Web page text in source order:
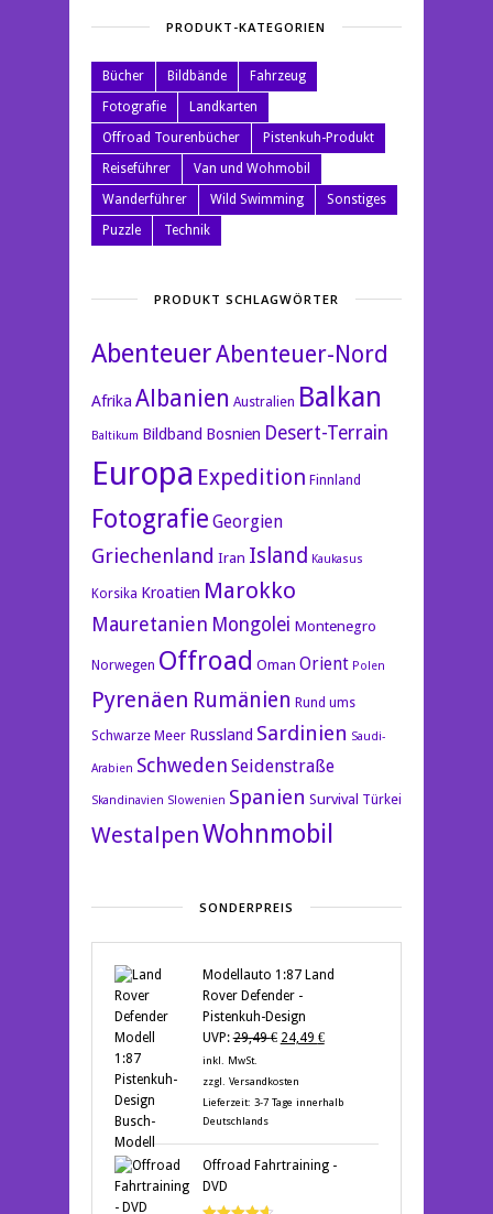
PRODUKT-KATEGORIEN
Bücher Bildbände
Fahrzeug
Fotografie
Landkarten
Offroad Tourenbücher
Pistenkuh-Produkt
Reiseführer
Van und Wohmobil
Wanderführer
Wild Swimming
Sonstiges
Puzzle
Technik
PRODUKT SCHLAGWÖRTER
AbenteuerAbenteuer-Nord
Afrika Albanien Australien Balkan
Baltikum Bildband Bosnien Desert-Terrain
Europa Expedition Finnland
Fotografie Georgien
Griechenland Iran Island Kaukasus
Korsika Kroatien Marokko
Mauretanien Mongolei Montenegro
Norwegen Offroad Oman Orient Polen
Pyrenäen Rumänien Rund ums
Schwarze Meer Russland Sardinien Saudi-
Arabien Schweden Seidenstraße
Skandinavien Slowenien Spanien Survival Türkei
WestalpenWohnmobil
SONDERPREIS
Modellauto 1:87 Land
Rover Defender -
Pistenkuh-Design
UVP: 29,49€ Ursprünglicher
war:
29,49 €
24,49 €Aktueller
24,49 €.
inkl. MwSt.
zzgl. Versandkosten
Lieferzeit: 3-7 Tage innerhalb
Deutschlands
Offroad Fahrtraining -
DVD